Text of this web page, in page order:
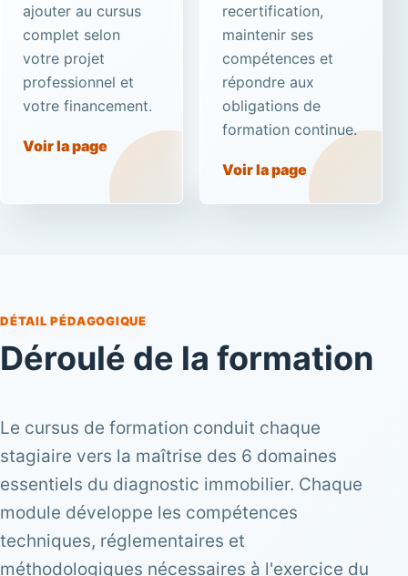
ajouter au cursus
complet selon
votre projet
professionnel et
votre financement.
Voir la page
recertification,
maintenir ses
compétences et
répondre aux
obligations de
formation continue.
Voir la page
DÉTAIL PÉDAGOGIQUE
Déroulé de la formation
Le cursus de formation conduit chaque
stagiaire vers la maîtrise des 6 domaines
essentiels du diagnostic immobilier. Chaque
module développe les compétences
techniques, réglementaires et
méthodologiques nécessaires à l'exercice du